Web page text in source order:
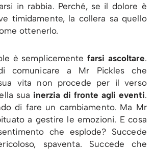
in rabbia. Perché, se il dolore è
timidamente, la collera sa quello
ottenerlo.
è semplicemente farsi ascoltare.
comunicare a Mr Pickles che
vita non procede per il verso
sua inerzia di fronte agli eventi.
di fare un cambiamento. Ma Mr
a gestire le emozioni. E cosa
che esplode? Succede
spaventa. Succede che